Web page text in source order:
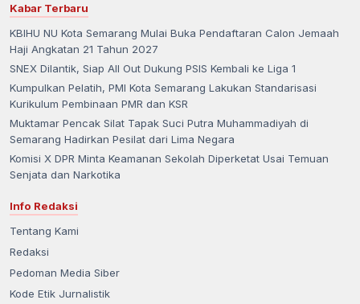
Kabar Terbaru
KBIHU NU Kota Semarang Mulai Buka Pendaftaran Calon Jemaah
Haji Angkatan 21 Tahun 2027
SNEX Dilantik, Siap All Out Dukung PSIS Kembali ke Liga 1
Kumpulkan Pelatih, PMI Kota Semarang Lakukan Standarisasi
Kurikulum Pembinaan PMR dan KSR
Muktamar Pencak Silat Tapak Suci Putra Muhammadiyah di
Semarang Hadirkan Pesilat dari Lima Negara
Komisi X DPR Minta Keamanan Sekolah Diperketat Usai Temuan
Senjata dan Narkotika
Info Redaksi
Tentang Kami
Redaksi
Pedoman Media Siber
Kode Etik Jurnalistik